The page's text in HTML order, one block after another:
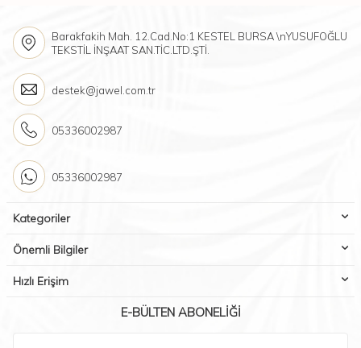
Barakfakih Mah. 12.Cad.No:1 KESTEL BURSA \nYUSUFOĞLU
TEKSTİL İNŞAAT SAN.TİC.LTD.ŞTİ.
destek@jawel.com.tr
05336002987
05336002987
Kategoriler
Önemli Bilgiler
Hızlı Erişim
E-BÜLTEN ABONELIĞI